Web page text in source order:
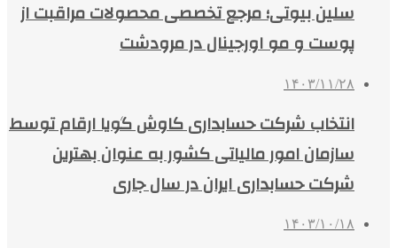
سلین بیوتی؛ مرجع تخصصی محصولات مراقبت از
پوست و مو اورجینال در مرودشت
۱۴۰۳/۱۱/۲۸
انتخاب شرکت حسابداری کاوش گویا ارقام توسط
سازمان امور مالیاتی کشور به عنوان بهترین
شرکت حسابداری ایران در سال جاری
۱۴۰۳/۱۰/۱۸